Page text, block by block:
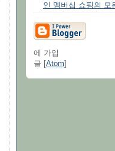
인 멤버십 쇼핑의 모
에 가입
글 [ Atom